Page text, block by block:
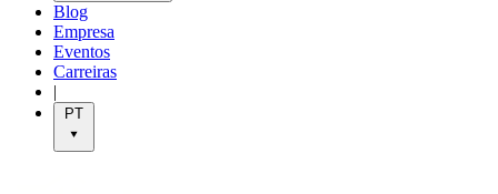
Blog
Empresa
Eventos
Carreiras
|
PT